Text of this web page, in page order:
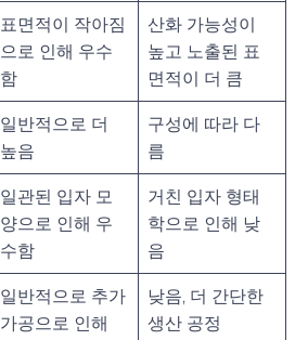
표면적이 작아짐
으로 인해 우수
함
산화 가능성이
높고 노출된 표
면적이 더 큼
일반적으로 더
높음
구성에 따라 다
름
일관된 입자 모
양으로 인해 우
수함
거친 입자 형태
학으로 인해 낮
음
일반적으로 추가
가공으로 인해
낮음, 더 간단한
생산 공정